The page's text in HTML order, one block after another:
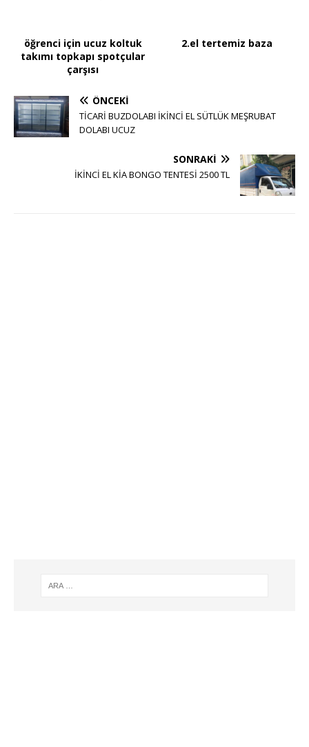
öğrenci için ucuz koltuk
takımı topkapı spotçular
çarşısı
2.el tertemiz baza
ÖNCEKI
TİCARİ BUZDOLABI İKİNCİ EL SÜTLÜK MEŞRUBAT
DOLABI UCUZ
SONRAKI
İKİNCİ EL KİA BONGO TENTESİ 2500 TL